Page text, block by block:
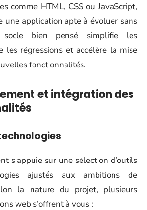
comme HTML, CSS ou JavaScript,
une application apte à évoluer sans
socle bien pensé simplifie les
les régressions et accélère la mise
fonctionnalités.
et intégration des
s’appuie sur une sélection d’outils
ajustés aux ambitions de
la nature du projet, plusieurs
web s’offrent à vous :